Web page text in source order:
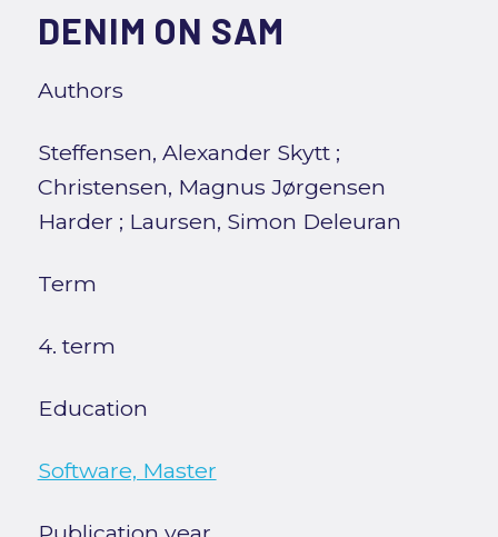
DENIM ON SAM
Authors
Steffensen, Alexander Skytt;
Christensen, Magnus Jørgensen
Harder ; Laursen, Simon Deleuran
Term
4. term
Education
Software, Master